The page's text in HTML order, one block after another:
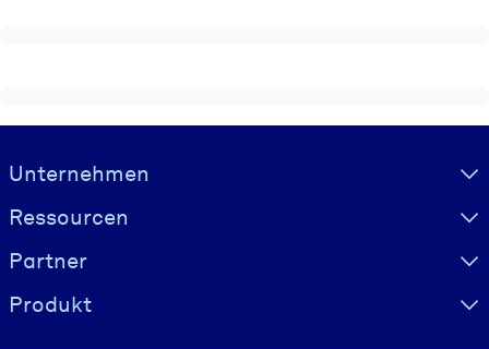
Visually hidden Text
Unternehmen
Ressourcen
Partner
Produkt